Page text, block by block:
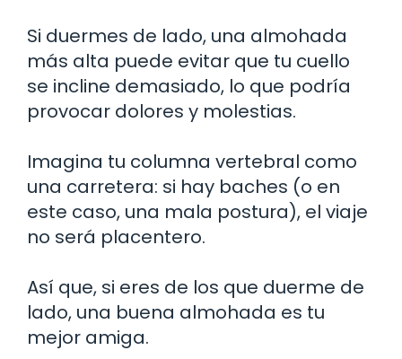
Si duermes de lado, una almohada
más alta puede evitar que tu cuello
se incline demasiado, lo que podría
provocar dolores y molestias.
Imagina tu columna vertebral como
una carretera: si hay baches (o en
este caso, una mala postura), el viaje
no será placentero.
Así que, si eres de los que duerme de
lado, una buena almohada es tu
mejor amiga.